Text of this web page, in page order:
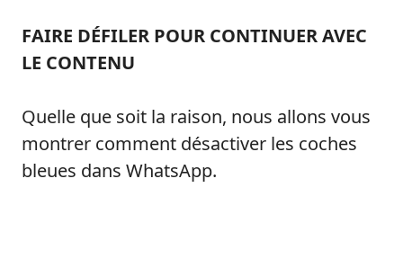
FAIRE DÉFILER POUR CONTINUER AVEC
LE CONTENU
Quelle que soit la raison, nous allons vous
montrer comment désactiver les coches
bleues dans WhatsApp.